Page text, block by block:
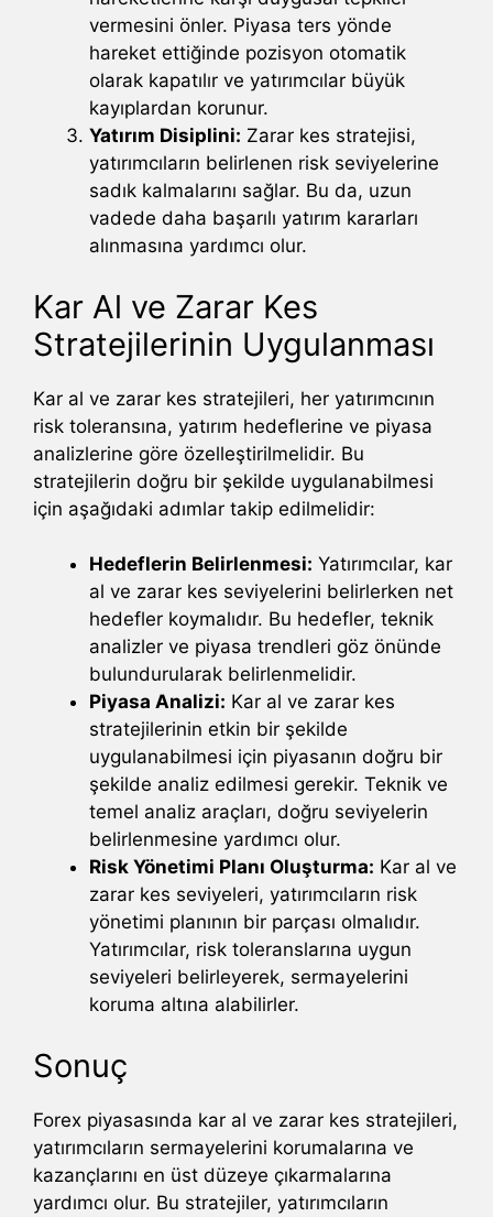
vermesini önler. Piyasa ters yönde
hareket ettiğinde pozisyon otomatik
olarak kapatılır ve yatırımcılar büyük
kayıplardan korunur.
Yatırım Disiplini: Zarar kes stratejisi,
yatırımcıların belirlenen risk seviyelerine
sadık kalmalarını sağlar. Bu da, uzun
vadede daha başarılı yatırım kararları
alınmasına yardımcı olur.
Kar Al ve Zarar Kes
Stratejilerinin Uygulanması
Kar al ve zarar kes stratejileri, her yatırımcının
risk toleransına, yatırım hedeflerine ve piyasa
analizlerine göre özelleştirilmelidir. Bu
stratejilerin doğru bir şekilde uygulanabilmesi
için aşağıdaki adımlar takip edilmelidir:
Hedeflerin Belirlenmesi: Yatırımcılar, kar
al ve zarar kes seviyelerini belirlerken net
hedefler koymalıdır. Bu hedefler, teknik
analizler ve piyasa trendleri göz önünde
bulundurularak belirlenmelidir.
Piyasa Analizi: Kar al ve zarar kes
stratejilerinin etkin bir şekilde
uygulanabilmesi için piyasanın doğru bir
şekilde analiz edilmesi gerekir. Teknik ve
temel analiz araçları, doğru seviyelerin
belirlenmesine yardımcı olur.
Risk Yönetimi Planı Oluşturma: Kar al ve
zarar kes seviyeleri, yatırımcıların risk
yönetimi planının bir parçası olmalıdır.
Yatırımcılar, risk toleranslarına uygun
seviyeleri belirleyerek, sermayelerini
koruma altına alabilirler.
Sonuç
Forex piyasasında kar al ve zarar kes stratejileri,
yatırımcıların sermayelerini korumalarına ve
kazançlarını en üst düzeye çıkarmalarına
yardımcı olur. Bu stratejiler, yatırımcıların